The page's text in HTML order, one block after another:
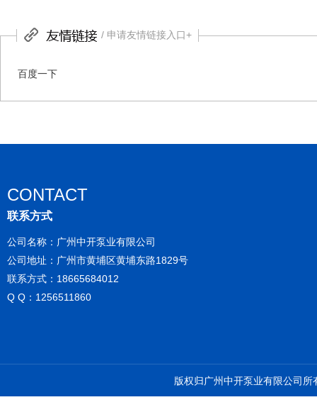
/ 申请友情链接入口+
百度一下
CONTACT
联系方式
公司名称：广州中开泵业有限公司
公司地址：广州市黄埔区黄埔东路1829号
联系方式：18665684012
Q Q：1256511860
版权归广州中开泵业有限公司